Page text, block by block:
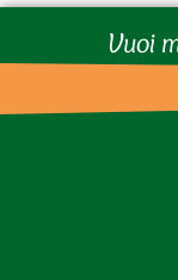
Vuoi